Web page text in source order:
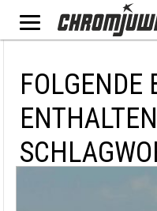
FOLGENDE